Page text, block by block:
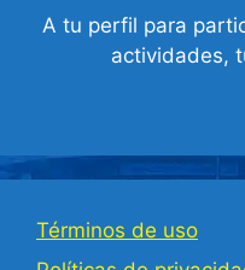
A tu perfil para
actividades,
Términos de uso